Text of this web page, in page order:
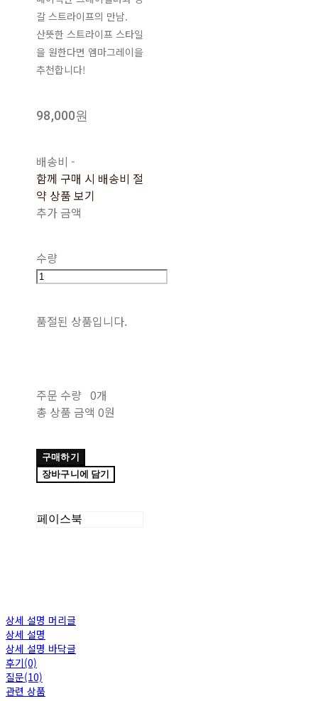
갈 스트라이프의 만남.
산뜻한 스트라이프 스타일
을 원한다면 엠마그레이을
추천합니다!
98,000원
배송비 -
함께 구매 시 배송비 절
약 상품 보기
추가 금액
수량
품절된 상품입니다.
주문 수량 0개
총 상품 금액 0원
구매하기
장바구니에 담기
페이스북
상세 설명 머리글
상세 설명
상세 설명 바닥글
후기(0)
질문(10)
관련 상품